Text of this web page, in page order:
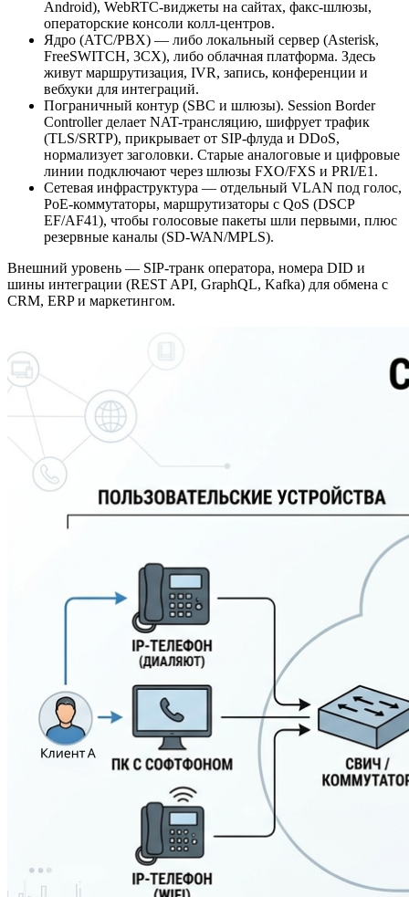
Android), WebRTC-виджеты на сайтах, факс-шлюзы,
операторские консоли колл-центров.
Ядро (АТС/PBX) — либо локальный сервер (Asterisk,
FreeSWITCH, 3CX), либо облачная платформа. Здесь
живут маршрутизация, IVR, запись, конференции и
вебхуки для интеграций.
Пограничный контур (SBC и шлюзы). Session Border
Controller делает NAT-трансляцию, шифрует трафик
(TLS/SRTP), прикрывает от SIP-флуда и DDoS,
нормализует заголовки. Старые аналоговые и цифровые
линии подключают через шлюзы FXO/FXS и PRI/E1.
Сетевая инфраструктура — отдельный VLAN под голос,
PoE-коммутаторы, маршрутизаторы с QoS (DSCP
EF/AF41), чтобы голосовые пакеты шли первыми, плюс
резервные каналы (SD-WAN/MPLS).
Внешний уровень — SIP-транк оператора, номера DID и
шины интеграции (REST API, GraphQL, Kafka) для обмена с
CRM, ERP и маркетингом.